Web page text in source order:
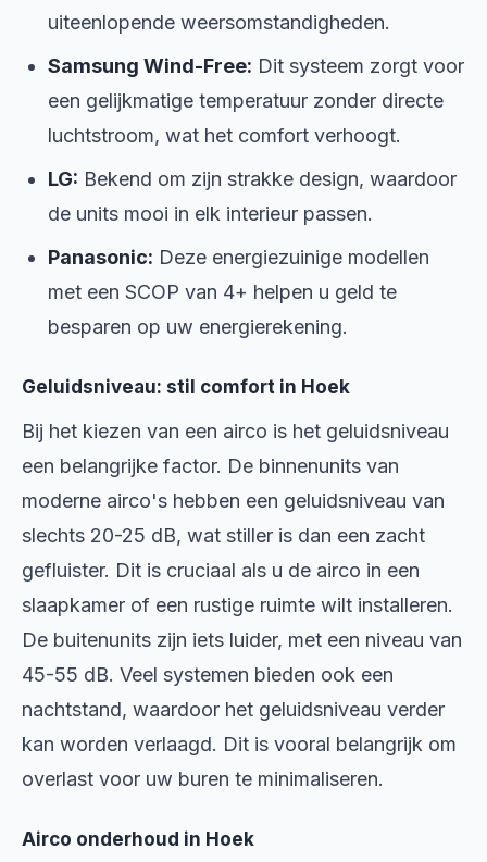
uiteenlopende weersomstandigheden.
Samsung Wind-Free: Dit systeem zorgt voor
een gelijkmatige temperatuur zonder directe
luchtstroom, wat het comfort verhoogt.
LG: Bekend om zijn strakke design, waardoor
de units mooi in elk interieur passen.
Panasonic: Deze energiezuinige modellen
met een SCOP van 4+ helpen u geld te
besparen op uw energierekening.
Geluidsniveau: stil comfort in Hoek
Bij het kiezen van een airco is het geluidsniveau
een belangrijke factor. De binnenunits van
moderne airco's hebben een geluidsniveau van
slechts 20-25 dB, wat stiller is dan een zacht
gefluister. Dit is cruciaal als u de airco in een
slaapkamer of een rustige ruimte wilt installeren.
De buitenunits zijn iets luider, met een niveau van
45-55 dB. Veel systemen bieden ook een
nachtstand, waardoor het geluidsniveau verder
kan worden verlaagd. Dit is vooral belangrijk om
overlast voor uw buren te minimaliseren.
Airco onderhoud in Hoek